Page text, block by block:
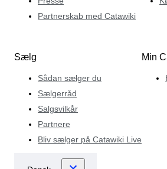
Partnerskab med Catawiki
Sælg
Sådan sælger du
Sælgerråd
Salgsvilkår
Partnere
Bliv sælger på Catawiki Live
Min